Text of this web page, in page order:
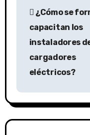
¿Cómo se
capacitan los
instaladores
cargadores
eléctricos?